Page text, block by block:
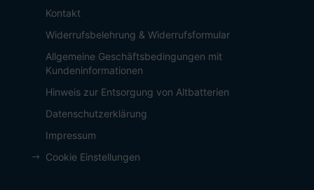
Kontakt
Widerrufsbelehrung & Widerrufsformular
Allgemeine Geschäftsbedingungen mit
Kundeninformationen
Hinweis zur Entsorgung von Altbatterien
Datenschutzerklärung
Impressum
Cookie Einstellungen